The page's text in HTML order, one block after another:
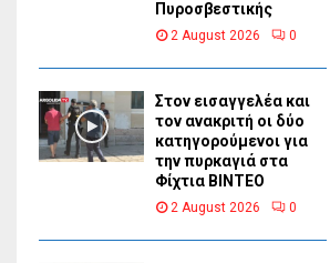
Πυροσβεστικής
2 August 2026 0
Στον εισαγγελέα και
τον ανακριτή οι δύο
κατηγορούμενοι για
την πυρκαγιά στα
Φίχτια ΒΙΝΤΕΟ
2 August 2026 0